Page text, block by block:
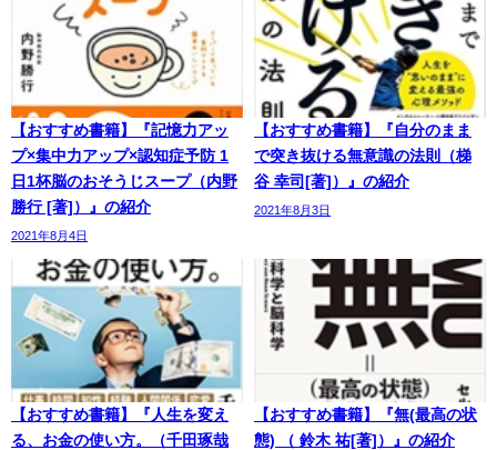
【おすすめ書籍】『記憶力アッ
プ×集中力アップ×認知症予防 1
日1杯脳のおそうじスープ（内野
勝行 [著]）』の紹介
2021年8月4日
【おすすめ書籍】『自分のまま
で突き抜ける無意識の法則（梯
谷 幸司[著]）』の紹介
2021年8月3日
【おすすめ書籍】『人生を変え
る、お金の使い方。（千田琢哉
【おすすめ書籍】『無(最高の状
態) （ 鈴木 祐[著]）』の紹介